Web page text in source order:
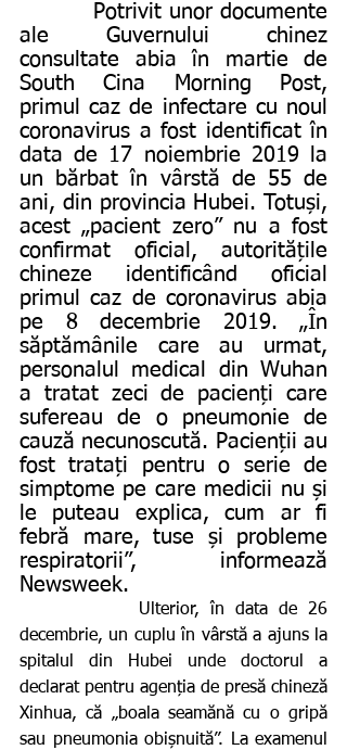
ale Guvernului chinez
consultate abia în martie de
South Cina Morning Post,
primul caz de infectare cu noul
coronavirus a fost identificat în
data de 17 noiembrie 2019 la
un bărbat în vârstă de 55 de
ani, din provincia Hubei. Totuși,
acest „pacient zero” nu a fost
confirmat oficial, autoritățile
chineze identificând oficial
primul caz de coronavirus abia
pe 8 decembrie 2019. „În
săptămânile care au urmat,
personalul medical din Wuhan
a tratat zeci de pacienți care
sufereau de o pneumonie de
cauză necunoscută. Pacienții au
fost tratați pentru o serie de
simptome pe care medicii nu și
le puteau explica, cum ar fi
febră mare, tuse și probleme
respiratorii”, informează
Newsweek.
decembrie, un cuplu în vârstă a ajuns la
spitalul din Hubei unde doctorul a
declarat pentru agenția de presă chineză
Xinhua, că „boala seamănă cu o gripă
sau pneumonia obișnuită”. La examenul